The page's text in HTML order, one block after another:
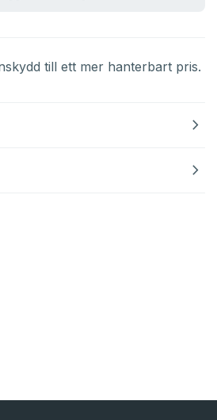
till ett mer hanterbart pris.
navigate_next
navigate_next